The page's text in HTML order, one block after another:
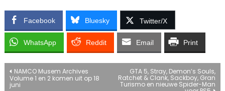
Facebook Bluesky Twitter/X
WhatsApp Reddit Email Print
Bericht
NAMCO Musem Archives
Volume 1 en 2 komen uit op 18
juni
GTA 5, Stray, Demon’s Souls,
Ratchet & Clank, Sackboy, Gran
Turismo en nieuwe Spider-Man